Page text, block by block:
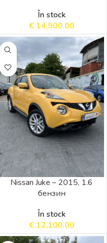
În stock
€14,900.00
Nissan Juke – 2015, 1.6
бензин
În stock
€12,100.00